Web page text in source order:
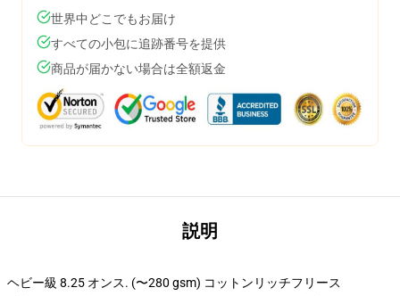
世界中どこでもお届け
すべての小包に追跡番号を提供
商品が届かない場合は全額返金
説明
ヘビー級 8.25 オンス. (〜280 gsm) コットンリッチフリース